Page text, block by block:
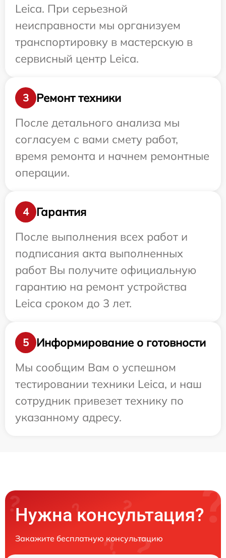
Leica. При серьезной
неисправности мы организуем
транспортировку в мастерскую в
сервисный центр Leica.
3
Ремонт техники
После детального анализа мы
согласуем с вами смету работ,
время ремонта и начнем ремонтные
операции.
4
Гарантия
После выполнения всех работ и
подписания акта выполненных
работ Вы получите официальную
гарантию на ремонт устройства
Leica сроком до 3 лет.
5
Информирование о готовности
Мы сообщим Вам о успешном
тестировании техники Leica, и наш
сотрудник привезет технику по
указанному адресу.
Нужна консультация?
Закажите бесплатную консультацию